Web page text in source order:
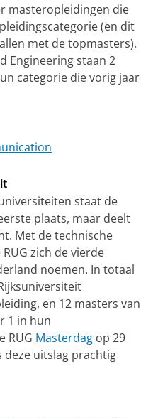
masteropleidingen die
(en dit
met de topmasters).
Engineering staan 2
categorie die vorig jaar
staat de
plaats, maar deelt
Met de technische
zich de vierde
noemen. In totaal
en 12 masters van
1 in hun
RUG Masterdag op 29
uitslag prachtig